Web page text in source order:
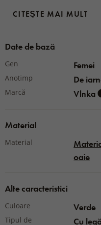
Exterior- pâslă de lână
CITEŞTE MAI MULT
Date de bază
Gen Femei
Anotimp De
Marcă Vlnka
Material
Material
oaie
Alte caracteristici
Culoare Verde
Tipul de
Cu